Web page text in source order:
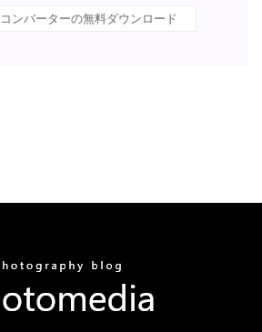
ンバーターの無料ダウンロード